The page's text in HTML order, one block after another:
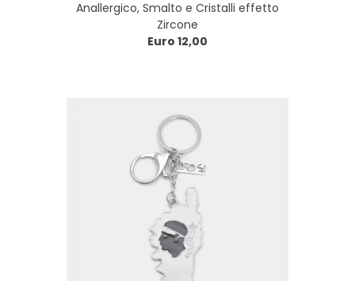
Anallergico, Smalto e Cristalli effetto
Zircone
Euro 12,00